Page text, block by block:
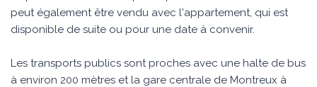
peut également être vendu avec l'appartement, qui est
disponible de suite ou pour une date à convenir.
Les transports publics sont proches avec une halte de bus
à environ 200 mètres et la gare centrale de Montreux à